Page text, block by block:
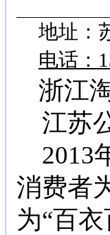
地址：
电话：
浙江
江苏
2013
消费者
为“百衣